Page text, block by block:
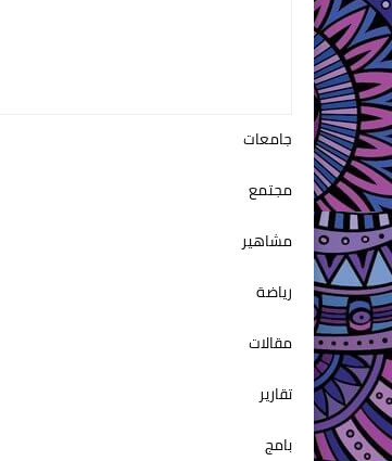
جامعات
مجتمع
مشاهير
رياضة
مقالات
تقارير
بامج